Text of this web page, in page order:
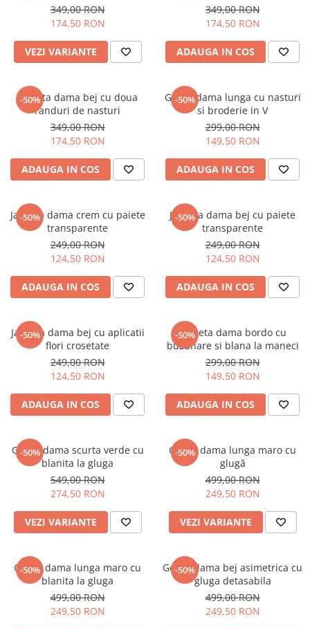
349,00 RON
174,50 RON
VEZI VARIANTE
349,00 RON
174,50 RON
ADAUGA IN COS
-50%
Jacheta dama bej cu doua
randuri de nasturi
349,00 RON
174,50 RON
ADAUGA IN COS
-50%
Geaca dama lunga cu nasturi
si broderie in V
299,00 RON
149,50 RON
ADAUGA IN COS
-50%
Jacheta dama crem cu paiete
transparente
249,00 RON
124,50 RON
ADAUGA IN COS
-50%
Jacheta dama bej cu paiete
transparente
249,00 RON
124,50 RON
ADAUGA IN COS
-50%
Jacheta dama bej cu aplicatii
flori crosetate
249,00 RON
124,50 RON
ADAUGA IN COS
-50%
Jacheta dama bordo cu
buzunare si blana la maneci
299,00 RON
149,50 RON
ADAUGA IN COS
-50%
Geaca dama scurta verde cu
blanita la gluga
549,00 RON
274,50 RON
VEZI VARIANTE
-50%
Geaca dama lunga maro cu
glugă
499,00 RON
249,50 RON
VEZI VARIANTE
-50%
Geaca dama lunga maro cu
blanita la gluga
499,00 RON
249,50 RON
-50%
Geaca dama bej asimetrica cu
gluga detasabila
499,00 RON
249,50 RON